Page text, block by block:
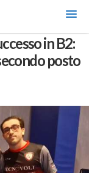
in B2:
posto